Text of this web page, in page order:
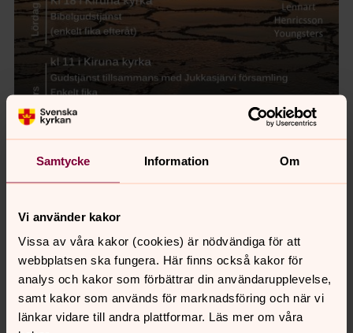
Samtycke Information Om
Vi använder kakor
Vissa av våra kakor (cookies) är nödvändiga för att
webbplatsen ska fungera. Här finns också kakor för
analys och kakor som förbättrar din användarupplevelse,
samt kakor som används för marknadsföring och när vi
länkar vidare till andra plattformar. Läs mer om våra
Synpunkter eller frågor på sidans
innehåll?